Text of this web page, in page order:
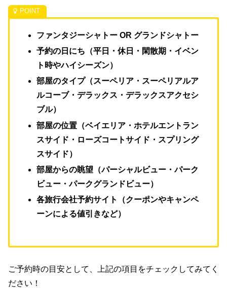
ファンタジーシャトー OR グランドシャトー
予約の日にち（平日・休日・閑散期・イベン
ト時やハイシーズン）
部屋のタイプ（スーペリア・スーペリアルア
ルコーブ・デラックス・デラックスアクセシ
ブル）
部屋の位置（ベイエリア・ホテルエントラン
スサイド・ローズコートサイド・スプリング
スサイド）
部屋からの眺望（パーシャルビュー・パーク
ビュー・パークグランドビュー）
各旅行会社予約サイト（クーポンやキャンペ
ーンによる値引きなど）
ご予約時の目安として、上記の項目をチェックしてみてく
ださい！